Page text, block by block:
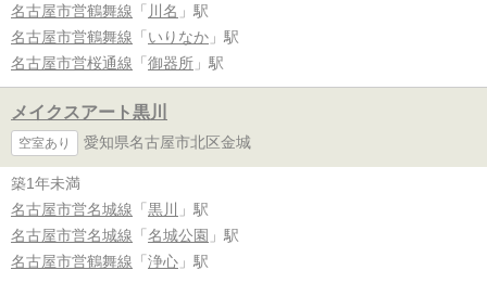
名古屋市営鶴舞線 「 川名 」駅
名古屋市営鶴舞線 「 いりなか 」駅
名古屋市営桜通線 「 御器所 」駅
メイクスアート黒川
空室あり 愛知県名古屋市北区金城
築1年未満
名古屋市営名城線 「 黒川
」駅
名古屋市営名城線 「 名城公園 」駅
名古屋市営鶴舞線 「 浄心 」駅